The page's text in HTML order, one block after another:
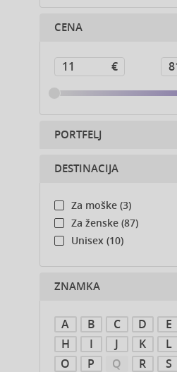
CENA
PORTFELJ
Kozmetika za lase (100)
DESTINACIJA
Za moške (3)
Za ženske (87)
Unisex (10)
ZNAMKA
A B C D E
H
I J K L
O
P Q R S